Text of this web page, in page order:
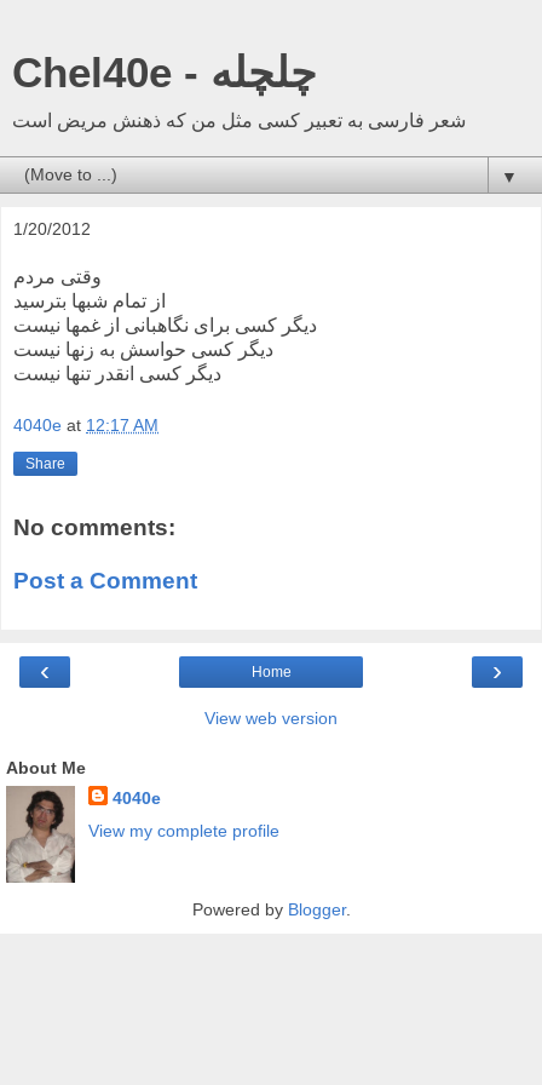
Chel40e - چلچله
شعر فارسی به تعبیر کسی مثل من که ذهنش مریض است
▼
1/20/2012
وقتی مردم
از تمام شبها بترسید
دیگر کسی برای نگاهبانی از غمها نیست
دیگر کسی حواسش به زنها نیست
دیگر کسی انقدر تنها نیست
4040e at 12:17 AM
Share
No comments:
Post a Comment
‹ ›
Home
View web version
About Me
4040e
View my complete profile
Powered by Blogger.